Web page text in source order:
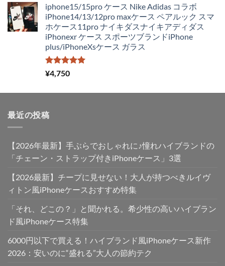
価
格
は
¥4,250
で
し
の
価
格
は
¥2,980
iphone15/15pro ケース Nike Adidas コラボ
iPhone14/13/12pro maxケース ペアルック スマ
ホケース11pro ナイキダスナイキアディダス
iPhonexr ケース スポーツブランドiPhone
plus/iPhoneXsケース ガラス
5段階中
5.00
¥4,750
最近の投稿
【2026年最新】手ぶらでおしゃれに♪憧れハイブランドの
「チェーン・ストラップ付きiPhoneケース」3選
【2026最新】チープに見せない！大人が持つべきルイヴ
ィトン風iPhoneケースおすすめ特集
「それ、どこの？」と聞かれる。希少性の高いハイブラン
ド風iPhoneケース特集
6000円以下で買える！ハイブランド風iPhoneケース新作
2026：安いのに“盛れる”大人の節約テク